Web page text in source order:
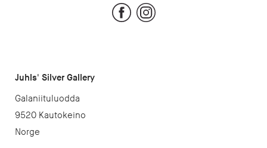
FacebookInstagram
Juhls' Silver Gallery
Galaniituluodda
9520 Kautokeino
Norge